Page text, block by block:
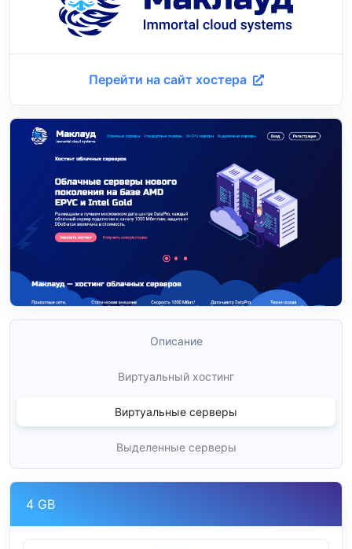
Перейти на сайт хостера
Описание
Виртуальный хостинг
Виртуальные серверы
Выделенные серверы
4 GB